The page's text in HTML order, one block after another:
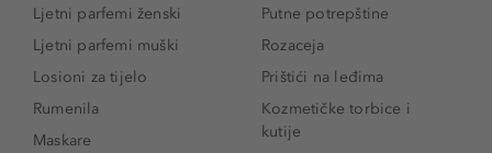
Ljetni parfemi ženski
Ljetni parfemi muški
Losioni za tijelo
Rumenila
Maskare
Putne potrepštine
Rozaceja
Prištići na leđima
Kozmetičke torbice i
kutije